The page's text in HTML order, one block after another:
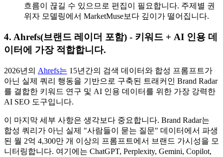
흐름이 끊길 수 있으므로 편집이 필요합니다. 주제별 권
위자 모델링에서 MarketMuse보다 깊이가 떨어집니다.
4. Ahrefs(브랜드 레이더 포함) - 키워드 + AI 인용 데
이터에 가장 적합합니다.
2026년의 Ahrefs는 15년간의 검색 데이터와 합성 프롬프트가
아닌 실제 쿼리 행동을 기반으로 구축된 트래커인 Brand Radar
를 결합한 키워드 연구 및 AI 인용 데이터를 위한 가장 강력한
AI SEO 도구입니다.
이 마지막 세부 사항은 생각보다 중요합니다. Brand Radar는
합성 쿼리가 아닌 실제 "사람들이 묻는 질문" 데이터에서 파생
된 월 2억 4,300만 개 이상의 프롬프트에서 브랜드 가시성을 모
니터링합니다. 여기에는 ChatGPT, Perplexity, Gemini, Copilot,